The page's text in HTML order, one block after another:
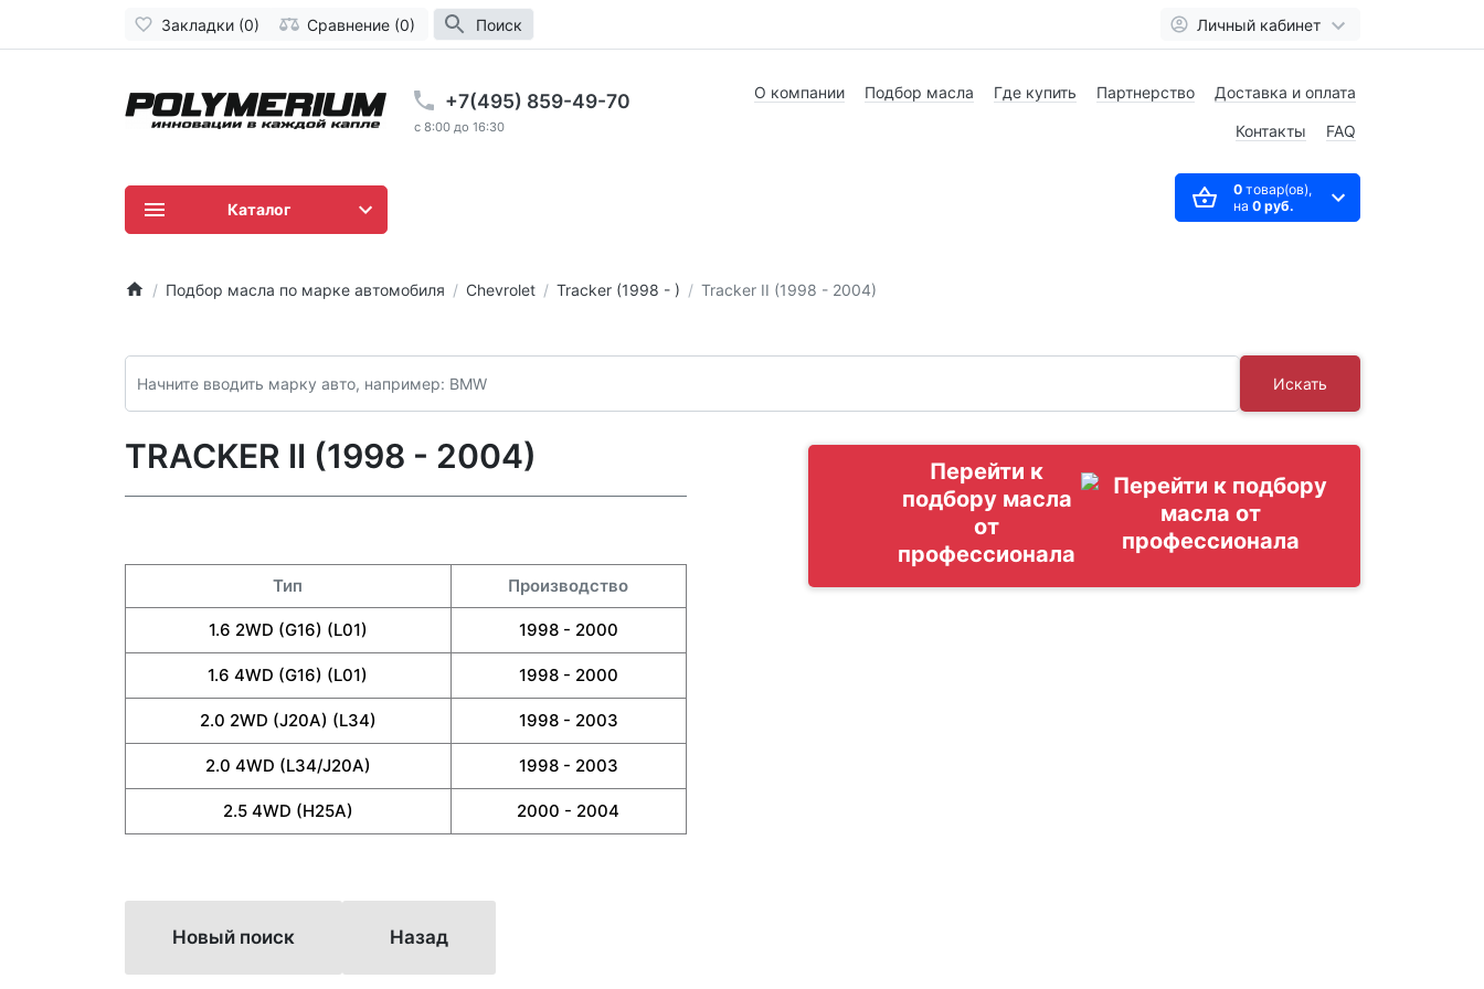
Закладки (0) Сравнение (0) Поиск Личный кабинет
+7(495) 859-49-70
c 8:00 до 16:30
О компании Подбор масла Где купить Партнерство Доставка и оплата
Контакты FAQ
0товар(ов),
на 0 руб.
Каталог
Подбор масла по марке автомобиля Chevrolet Tracker (1998 - ) Tracker II (1998 - 2004)
Искать
TRACKER II (1998 - 2004)
Тип Производство
1.6 2WD (G16) (L01) 1998 - 2000
1.6 4WD (G16) (L01) 1998 - 2000
2.0 2WD (J20A) (L34) 1998 - 2003
2.0 4WD (L34/J20A) 1998 - 2003
2.5 4WD (H25A) 2000 - 2004
Перейти к
подбору масла
от
профессионала
Новый поиск Назад